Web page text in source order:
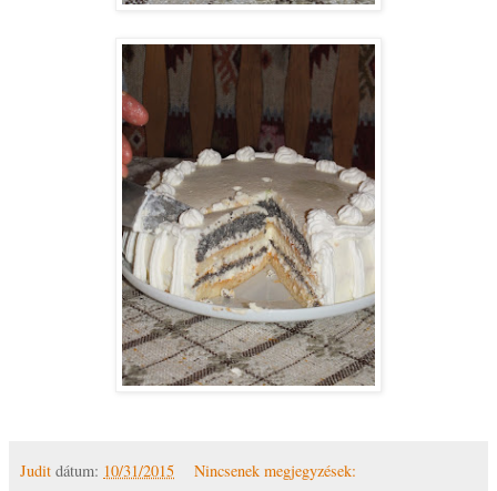
Judit dátum: 10/31/2015 Nincsenek megjegyzések: